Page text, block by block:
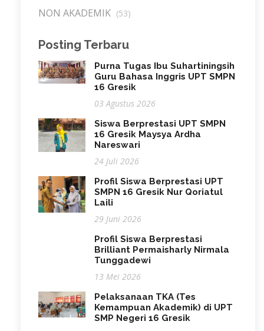
NON AKADEMIK (53)
Posting Terbaru
Purna Tugas Ibu Suhartiningsih
Guru Bahasa Inggris UPT SMPN
16 Gresik
03 Agustus 2026
Siswa Berprestasi UPT SMPN
16 Gresik Maysya Ardha
Nareswari
24 Juli 2026
Profil Siswa Berprestasi UPT
SMPN 16 Gresik Nur Qoriatul
Laili
29 Juni 2026
Profil Siswa Berprestasi
Brilliant Permaisharly Nirmala
Tunggadewi
13 Mei 2026
Pelaksanaan TKA (Tes
Kemampuan Akademik) di UPT
SMP Negeri 16 Gresik